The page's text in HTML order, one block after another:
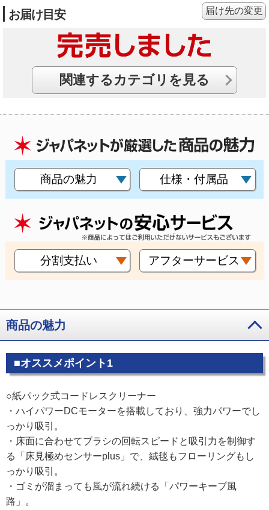
お届け目安 届け先の変更
関連するカテゴリを見る
商品の魅力 仕様・付属品
分割支払い アフターサービス
商品の魅力
■オススメポイント1
○紙パック式コードレスクリーナー
・ハイパワーDCモーターを搭載しており、強力パワーでし
っかり吸引。
・床面に合わせてブラシの回転スピードと吸引力を制御す
る「床見極めセンサーplus」で、絨毯もフローリングもし
っかり吸引。
・ゴミが溜まっても風が流れ続ける「パワーキープ風
路」。